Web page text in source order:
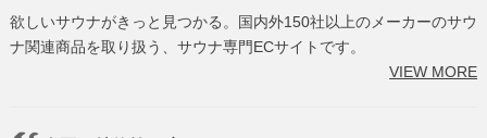
欲しいサウナがきっと見つかる。国内外150社以上のメーカーのサウ
ナ関連商品を取り扱う、サウナ専門ECサイトです。
VIEW MORE